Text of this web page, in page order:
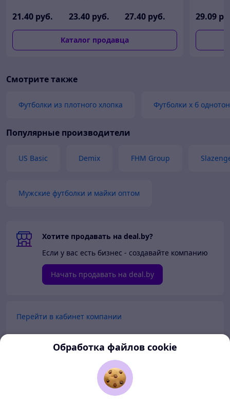
белый
21.40 руб.
зеленое
яблоко
23.40 руб.
красный
27.40 руб.
Каталог продавца
БЕЛЫЙ S
29.09
Смотрите также
Футболки из плотного хлопка Футболки х б
Популярные производители
US Basic Demix FHM Group
Мужские футболки и майки оптом
Хотите продавать на deal.by?
Если у вас есть бизнес - создавайте компанию
Начать продавать на deal.by
Перейти в кабинет компании
Перейти в личный кабинет
Обработка файлов cookie